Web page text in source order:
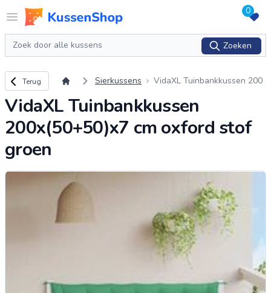
Open menu
Logo www.kussenshop.nl 0
Zoeken
Zoeken
Terug naar overzicht
Terug Sierkussens
VidaXL Tuinbankkussen 200
oen
VidaXL Tuinbankkussen
200x(50+50)x7 cm oxford stof
groen